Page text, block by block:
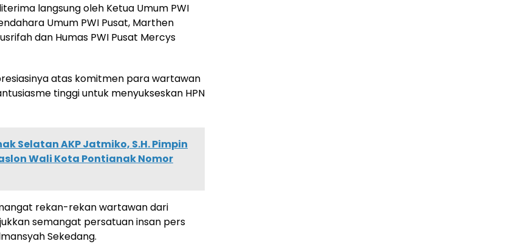
langsung oleh Ketua Umum PWI
Umum PWI Pusat, Marthen
dan Humas PWI Pusat Mercys
atas komitmen para wartawan
tinggi untuk menyukseskan HPN
Selatan AKP Jatmiko, S.H. Pimpin
Wali Kota Pontianak Nomor
rekan-rekan wartawan dari
semangat persatuan insan pers
Sekedang.